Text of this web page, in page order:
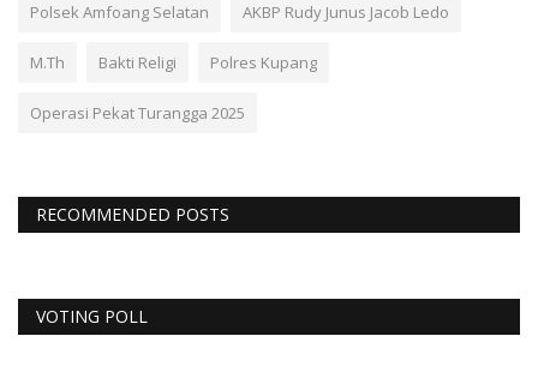
Polsek Amfoang Selatan AKBP Rudy Junus Jacob Ledo
M.Th Bakti Religi Polres Kupang
Operasi Pekat Turangga 2025
RECOMMENDED POSTS
VOTING POLL